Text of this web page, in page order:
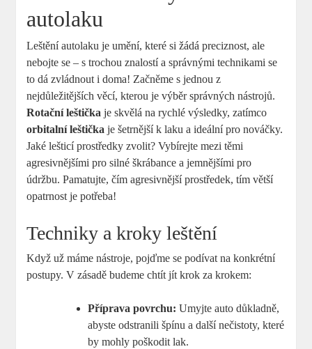
autolaku
Leštění autolaku je umění, které si žádá preciznost, ale
nebojte se – s trochou znalostí a správnými technikami se
to dá zvládnout i doma! Začněme s jednou z
nejdůležitějších věcí, kterou je výběr správných nástrojů.
Rotační leštička je skvělá na rychlé výsledky, zatímco
orbitalní leštička je šetrnější k laku a ideální pro nováčky.
Jaké lešticí prostředky zvolit? Vybírejte mezi těmi
agresivnějšími pro silné škrábance a jemnějšími pro
údržbu. Pamatujte, čím agresivnější prostředek, tím větší
opatrnost je potřeba!
Techniky a kroky leštění
Když už máme nástroje, pojďme se podívat na konkrétní
postupy. V zásadě budeme chtít jít krok za krokem:
Příprava povrchu: Umyjte auto důkladně,
abyste odstranili špínu a další nečistoty, které
by mohly poškodit lak.